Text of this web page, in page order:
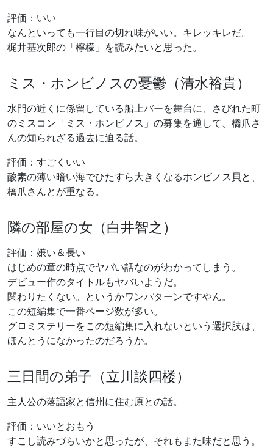
評価：いい
なんといっても一行目の切れ味がいい。キレッキレだ。
梶井基次郎の「檸檬」を読みたいと思った。
ミス・ホンビノスの憂鬱（清水裕貴）
水門の近くに係留している船上バーを舞台に、さびれた町
のミスコン「ミス・ホンビノス」の募集を通して、橋爪さ
んの知られざる過去に迫る話。
評価：すごくいい
酸素の薄い暗い海でひたすら大きくなるホンビノス貝と、
橋爪さんとが重なる。
隣の部屋の女（白井智之）
評価：嫌い＆長い
はじめの章の時点でヤバい話なのがわかってしまう。
デビュー作のタイトルもヤバいようだ。
関わりたくない。というかワンパターンですやん。
この短編集で一番ページ数が多い。
グロミステリーをこの短編集に入れないという選択肢は、
ほんとうになかったのだろうか。
三日間の弟子（立川談四楼）
主人公の落語家と信州に住む原との話。
評価：いいとおもう
すこし読みづらいかと思ったが、それもまた味だと思う。